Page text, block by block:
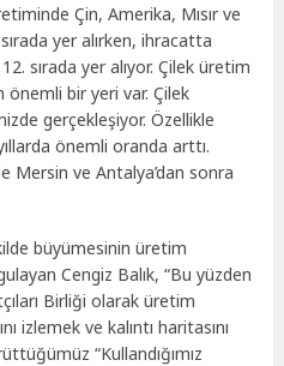
Çin, Amerika, Mısır ve
yer alırken, ihracatta
sırada yer alıyor. Çilek üretim
önemli bir yeri var. Çilek
gerçekleşiyor. Özellikle
önemli oranda arttı.
Mersin ve Antalya’dan sonra
büyümesinin üretim
Cengiz Balık, “Bu yüzden
Birliği olarak üretim
izlemek ve kalıntı haritasını
“Kullandığımız